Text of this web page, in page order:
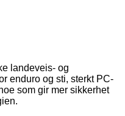
landeveis- og
enduro og sti, sterkt PC-
som gir mer sikkerhet